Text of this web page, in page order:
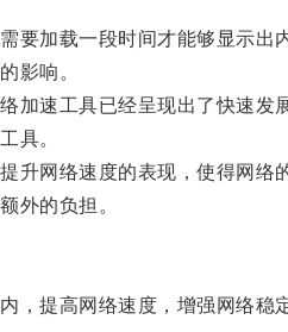
加载一段时间才能够显示出内
影响。
速工具已经呈现出了快速发
具。
网络速度的表现，使得网络
外的负担。
提高网络速度，增强网络稳定